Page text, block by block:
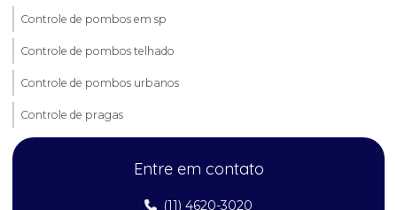
Controle de pombos em sp
Controle de pombos telhado
Controle de pombos urbanos
Controle de pragas
Controle de pragas aranhas
Controle de pragas em condomínios
Entre em contato
(11) 4620-3020